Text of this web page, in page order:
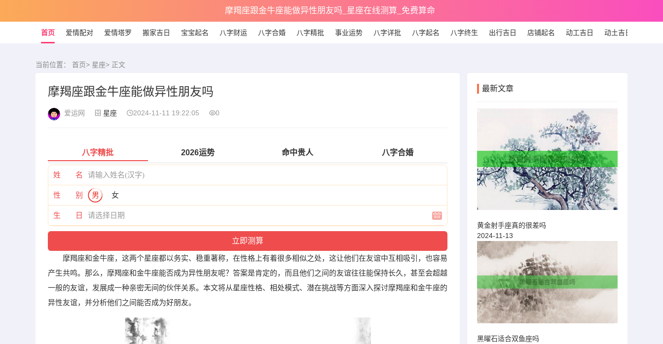
摩羯座跟金牛座能做异性朋友吗_星座在线测算_免费算命
首页 爱情配对 爱情塔罗 搬家吉日 宝宝起名 八字财运 八字合婚 八字精批 事业运势 八字详批 八字起名 八字终生 出行吉日 店铺起名 动工吉日 动土吉日
当前位置： 首页> 星座> 正文
摩羯座跟金牛座能做异性朋友吗
爱运网 星座 2024-11-11 19:22:05 0
八字精批 2026运势 命中贵人 八字合婚
姓 名
性 别 男 女
生 日
摩羯座和金牛座，这两个星座都以务实、稳重著称，在性格上有着很多相似之处，这让他们在友谊中互相吸引，也容易
产生共鸣。那么，摩羯座和金牛座能否成为异性朋友呢？答案是肯定的，而且他们之间的友谊往往能保持长久，甚至会超越
一般的友谊，发展成一种亲密无间的伙伴关系。本文将从星座性格、相处模式、潜在挑战等方面深入探讨摩羯座和金牛座的
异性友谊，并分析他们之间能否成为好朋友。
最新文章
黄金射手座真的很差吗
2024-11-13
黑曜石适合双鱼座吗